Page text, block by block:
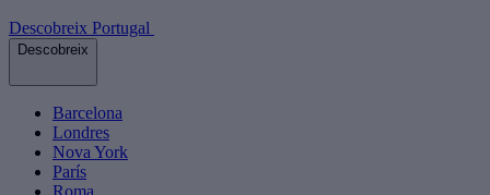
Descobreix Portugal
Descobreix
Barcelona
Londres
Nova York
París